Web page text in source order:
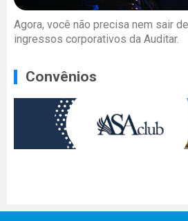
Agora, você não precisa nem sair
ingressos corporativos da Auditar.
Convênios